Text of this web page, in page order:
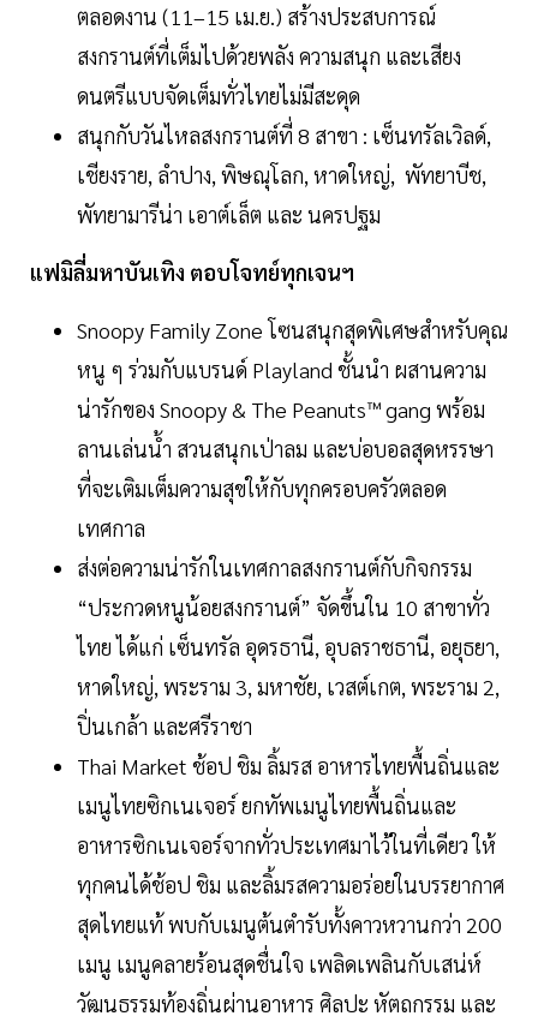
ตลอดงาน (11–15 เม.ย.) สร้างประสบการณ์
สงกรานต์ที่เต็มไปด้วยพลัง ความสนุก และเสียง
ดนตรีแบบจัดเต็มทั่วไทยไม่มีสะดุด
สนุกกับวันไหลสงกรานต์ที่ 8 สาขา : เซ็นทรัลเวิลด์,
เชียงราย, ลำปาง, พิษณุโลก, หาดใหญ่, พัทยาบีช,
พัทยามารีน่า เอาต์เล็ต และ นครปฐม
แฟมิลี่มหาบันเทิง ตอบโจทย์ทุกเจนฯ
Snoopy Family Zone โซนสนุกสุดพิเศษสำหรับคุณ
หนู ๆ ร่วมกับแบรนด์ Playland ชั้นนำ ผสานความ
น่ารักของ Snoopy & The Peanuts™ gang พร้อม
ลานเล่นน้ำ สวนสนุกเป่าลม และบ่อบอลสุดหรรษา
ที่จะเติมเต็มความสุขให้กับทุกครอบครัวตลอด
เทศกาล
ส่งต่อความน่ารักในเทศกาลสงกรานต์กับกิจกรรม
“ประกวดหนูน้อยสงกรานต์” จัดขึ้นใน 10 สาขาทั่ว
ไทย ได้แก่ เซ็นทรัล อุดรธานี, อุบลราชธานี, อยุธยา,
หาดใหญ่, พระราม 3, มหาชัย, เวสต์เกต, พระราม 2,
ปิ่นเกล้า และศรีราชา
Thai Market ช้อป ชิม ลิ้มรส อาหารไทยพื้นถิ่นและ
เมนูไทยซิกเนเจอร์ ยกทัพเมนูไทยพื้นถิ่นและ
อาหารซิกเนเจอร์จากทั่วประเทศมาไว้ในที่เดียว ให้
ทุกคนได้ช้อป ชิม และลิ้มรสความอร่อยในบรรยากาศ
สุดไทยแท้ พบกับเมนูต้นตำรับทั้งคาวหวานกว่า 200
เมนู เมนูคลายร้อนสุดชื่นใจ เพลิดเพลินกับเสน่ห์
วัฒนธรรมท้องถิ่นผ่านอาหาร ศิลปะ หัตถกรรม และ